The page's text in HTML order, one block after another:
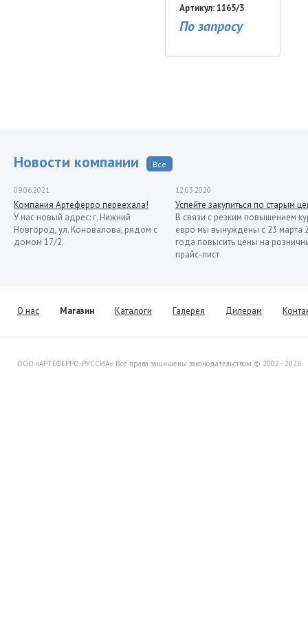
Артикул: 1165/3
По запросу
Новости компании Все
09.06.2021
Компания Артеферро переехала!
У нас новый адрес: г. Нижний
Новгород, ул. Коновалова, рядом с
домом 17/2.
12.03.2020
Успейте закупиться по старым
В связи с резким повышением
евро мы вынуждены с 23 марта
года повысить цены на
прайс-лист
Уважаемые клиенты! Представляем
Вашему вниманию распродажу
О нас Магазин Каталоги Галерея Дилерам
ООО «АРТЕФЕРРО-РУССИА». Все права защищены законодательством © 2002 - 2026